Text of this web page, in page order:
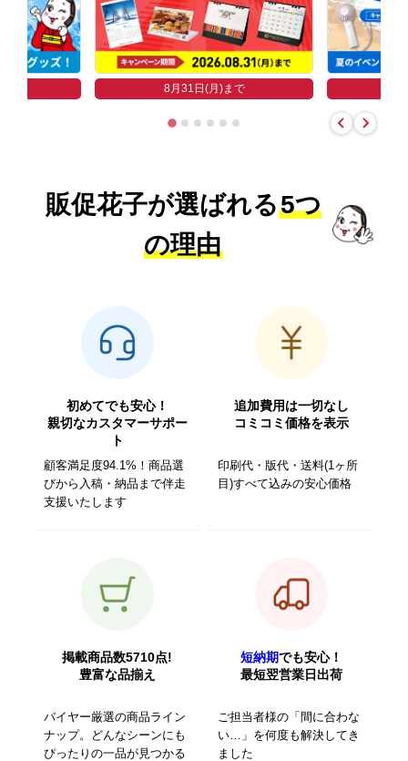
8月31日(月)まで
販促花子が選ばれる5つ
の理由
初めてでも安心！
親切なカスタマーサポー
ト
顧客満足度94.1%！商品選
びから入稿・納品まで伴走
支援いたします
追加費用は一切なし
コミコミ価格を表示
印刷代・版代・送料(1ヶ所
目)すべて込みの安心価格
掲載商品数5710点!
豊富な品揃え
バイヤー厳選の商品ライン
ナップ。どんなシーンにも
ぴったりの一品が見つかる
短納期でも安心！
最短翌営業日出荷
ご担当者様の「間に合わな
い…」を何度も解決してき
ました